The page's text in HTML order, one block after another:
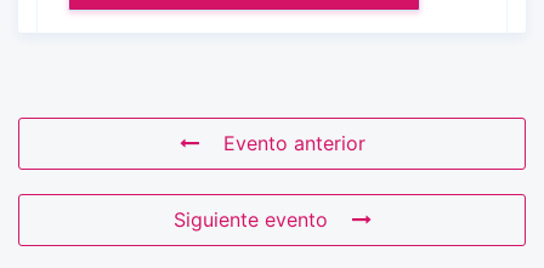
Evento anterior
Siguiente evento